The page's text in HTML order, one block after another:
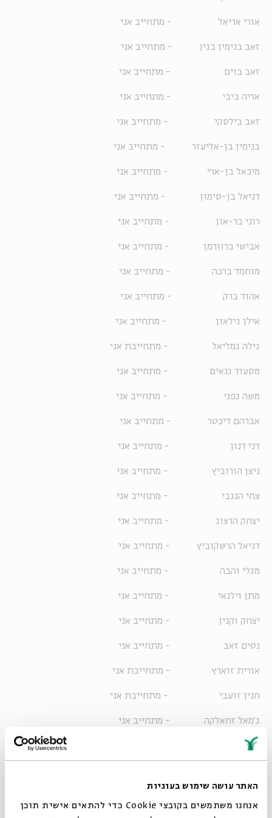
האתר עושה שימוש בעוגיות
אנחנו משתמשים בקובצי Cookie כדי להתאים אישית תוכן
אורי אריאל - מתחייב אני
זאב בנימין בגין - מתחייב אני
זאב בוים - מתחייב אני
אריה ביבי - מתחייב אני
זאב בילסקי - מתחייב אני
בנימין בן-אליעזר - מתחייב אני
מיכאל בן-ארי - מתחייב אני
דניאל בן-סימון - מתחייב אני
רוני בר-און - מתחייב אני
אבישי ברוורמן - מתחייב אני
מוחמד ברכה - מתחייב אני
אהוד ברק - מתחייב אני
אילן גילאון - מתחייב אני
גילה גמליאל - מתחייבת אני
מסעוד גנאים - מתחייב אני
משה גפני - מתחייב אני
אברהם דיכטר - מתחייב אני
דני דנון - מתחייב אני
ניצן הורוביץ - מתחייב אני
צחי הנגבי - מתחייב אני
יצחק הרצוג - מתחייב אני
דניאל הרשקוביץ - מתחייב אני
מגלי והבה - מתחייב אני
מתן וילנאי - מתחייב אני
יצחק וקנין - מתחייב אני
נסים זאב - מתחייב אני
אורית זוארץ - מתחייבת אני
חנין זועבי - מתחייבת אני
ג'מאל זחאלקה - מתחייב אני
ציפי חוטובלי - מתחייבת אני